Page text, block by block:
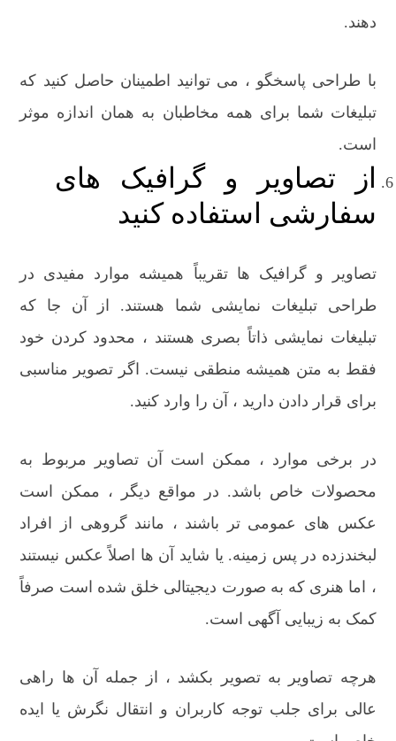
دهند.
با طراحی پاسخگو ، می توانید اطمینان حاصل کنید که
تبلیغات شما برای همه مخاطبان به همان اندازه موثر
است.
از تصاویر و گرافیک های
سفارشی استفاده کنید
تصاویر و گرافیک ها تقریباً همیشه موارد مفیدی در
طراحی تبلیغات نمایشی شما هستند. از آن جا که
تبلیغات نمایشی ذاتاً بصری هستند ، محدود کردن خود
فقط به متن همیشه منطقی نیست. اگر تصویر مناسبی
برای قرار دادن دارید ، آن را وارد کنید.
در برخی موارد ، ممکن است آن تصاویر مربوط به
محصولات خاص باشد. در مواقع دیگر ، ممکن است
عکس های عمومی تر باشند ، مانند گروهی از افراد
لبخندزده در پس زمینه. یا شاید آن ها اصلاً عکس نیستند
، اما هنری که به صورت دیجیتالی خلق شده است صرفاً
کمک به زیبایی آگهی است.
هرچه تصاویر به تصویر بکشد ، از جمله آن ها راهی
عالی برای جلب توجه کاربران و انتقال نگرش یا ایده